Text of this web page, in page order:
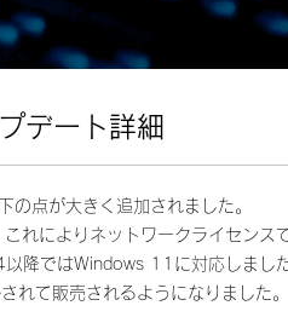
デート詳細
点が大きく追加されました。
れによりネットワークライセンス
降ではWindows 11に対応しました
て販売されるようになりました。